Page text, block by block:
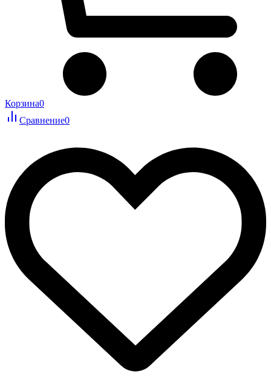
Корзина0
Сравнение0